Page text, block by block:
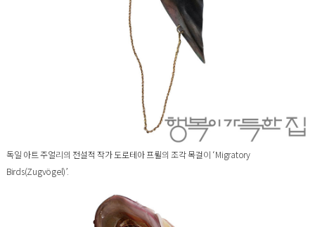
독일 아트 주얼리의 전설적 작가 도로테아 프륄의 조각 목걸이 ‘Migratory
Birds(Zugvögel)’.